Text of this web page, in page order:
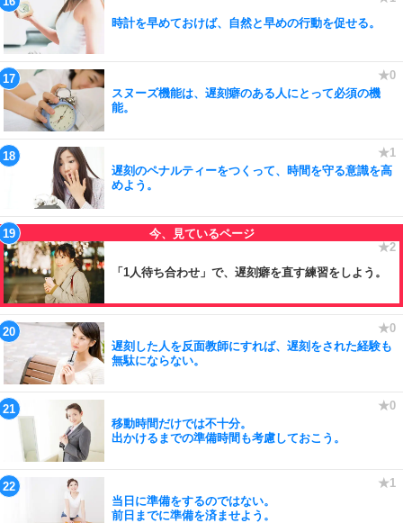
時計を早めておけば、自然と早めの行動を促せる。
スヌーズ機能は、遅刻癖のある人にとって必須の機
能。
遅刻のペナルティーをつくって、時間を守る意識を高
めよう。
「1人待ち合わせ」で、遅刻癖を直す練習をしよう。
遅刻した人を反面教師にすれば、遅刻をされた経験も
無駄にならない。
移動時間だけでは不十分。
出かけるまでの準備時間も考慮しておこう。
当日に準備をするのではない。
前日までに準備を済ませよう。